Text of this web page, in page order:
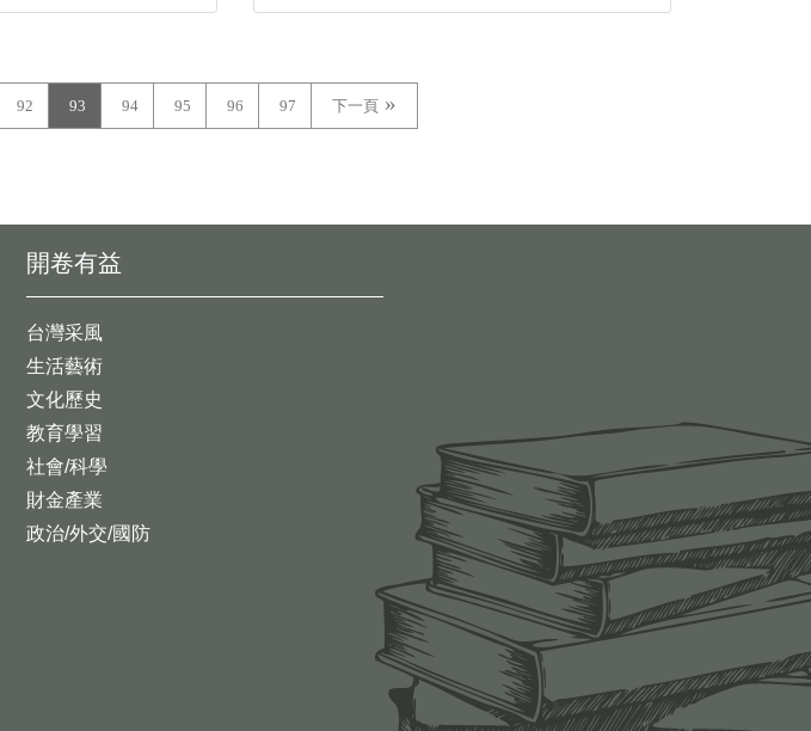
92 93 94 95 96 97 下一頁
開卷有益
台灣采風
生活藝術
文化歷史
教育學習
社會/科學
財金產業
政治/外交/國防